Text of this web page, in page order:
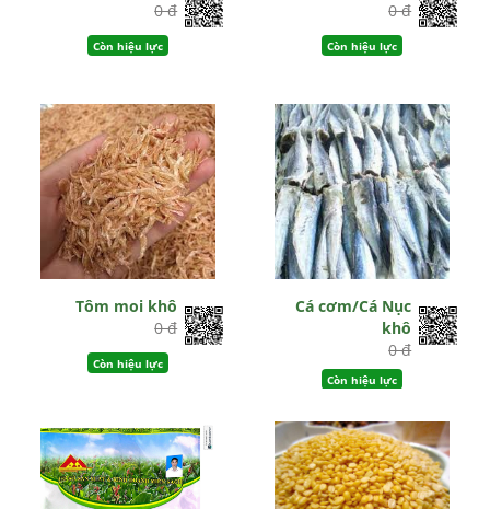
0 đ
Còn hiệu lực
0 đ
Còn hiệu lực
Tôm moi khô
0 đ
Còn hiệu lực
Cá cơm/Cá Nục
khô
0 đ
Còn hiệu lực